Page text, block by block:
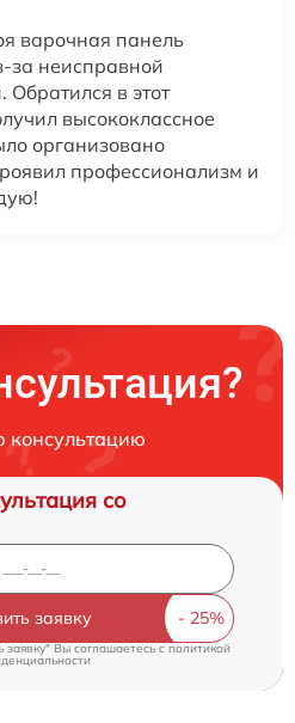
варочная панель
за неисправной
в этот
высококлассное
организовано
профессионализм и
консультацию
со
заявку
заявку" Вы соглашаетесь cполитикой